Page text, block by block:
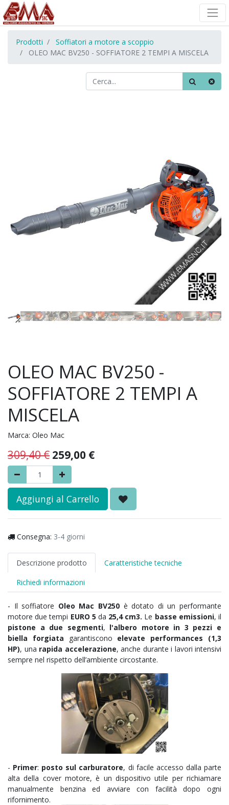
Prodotti
Soffiatori a motore a scoppio
OLEO MAC BV250 - SOFFIATORE 2 TEMPI A MISCELA
OLEO MAC BV250 -
SOFFIATORE 2 TEMPI A
MISCELA
Marca: Oleo Mac
309,40€ 259,00 €
Aggiungi al Carrello
Consegna: 3-4 giorni
Descrizione prodotto
Caratteristiche tecniche
Richiedi informazioni
- Il soffiatore Oleo Mac BV250 è dotato di un performante
motore due tempi EURO 5 da 25,4 cm3. Le basse emissioni, il
pistone a due segmenti, l'albero motore in 3 pezzi e
biella forgiata garantiscono elevate performances (1,3
HP), una rapida accelerazione, anche durante i lavori intensivi
sempre nel rispetto dell’ambiente circostante.
- Primer: posto sul carburatore, di facile accesso dalla parte
alta della cover motore, è un dispositivo utile per richiamare
manualmente benzina ed avviare con facilità dopo ogni
rifornimento.